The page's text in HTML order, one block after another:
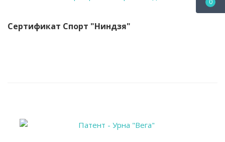
Сертификат Спорт "Ниндзя"
0